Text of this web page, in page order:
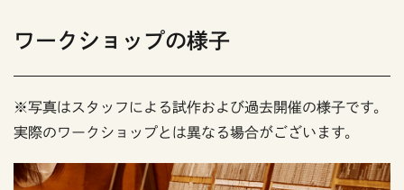
ワークショップの様子
※写真はスタッフによる試作および過去開催の様子です。
実際のワークショップとは異なる場合がございます。